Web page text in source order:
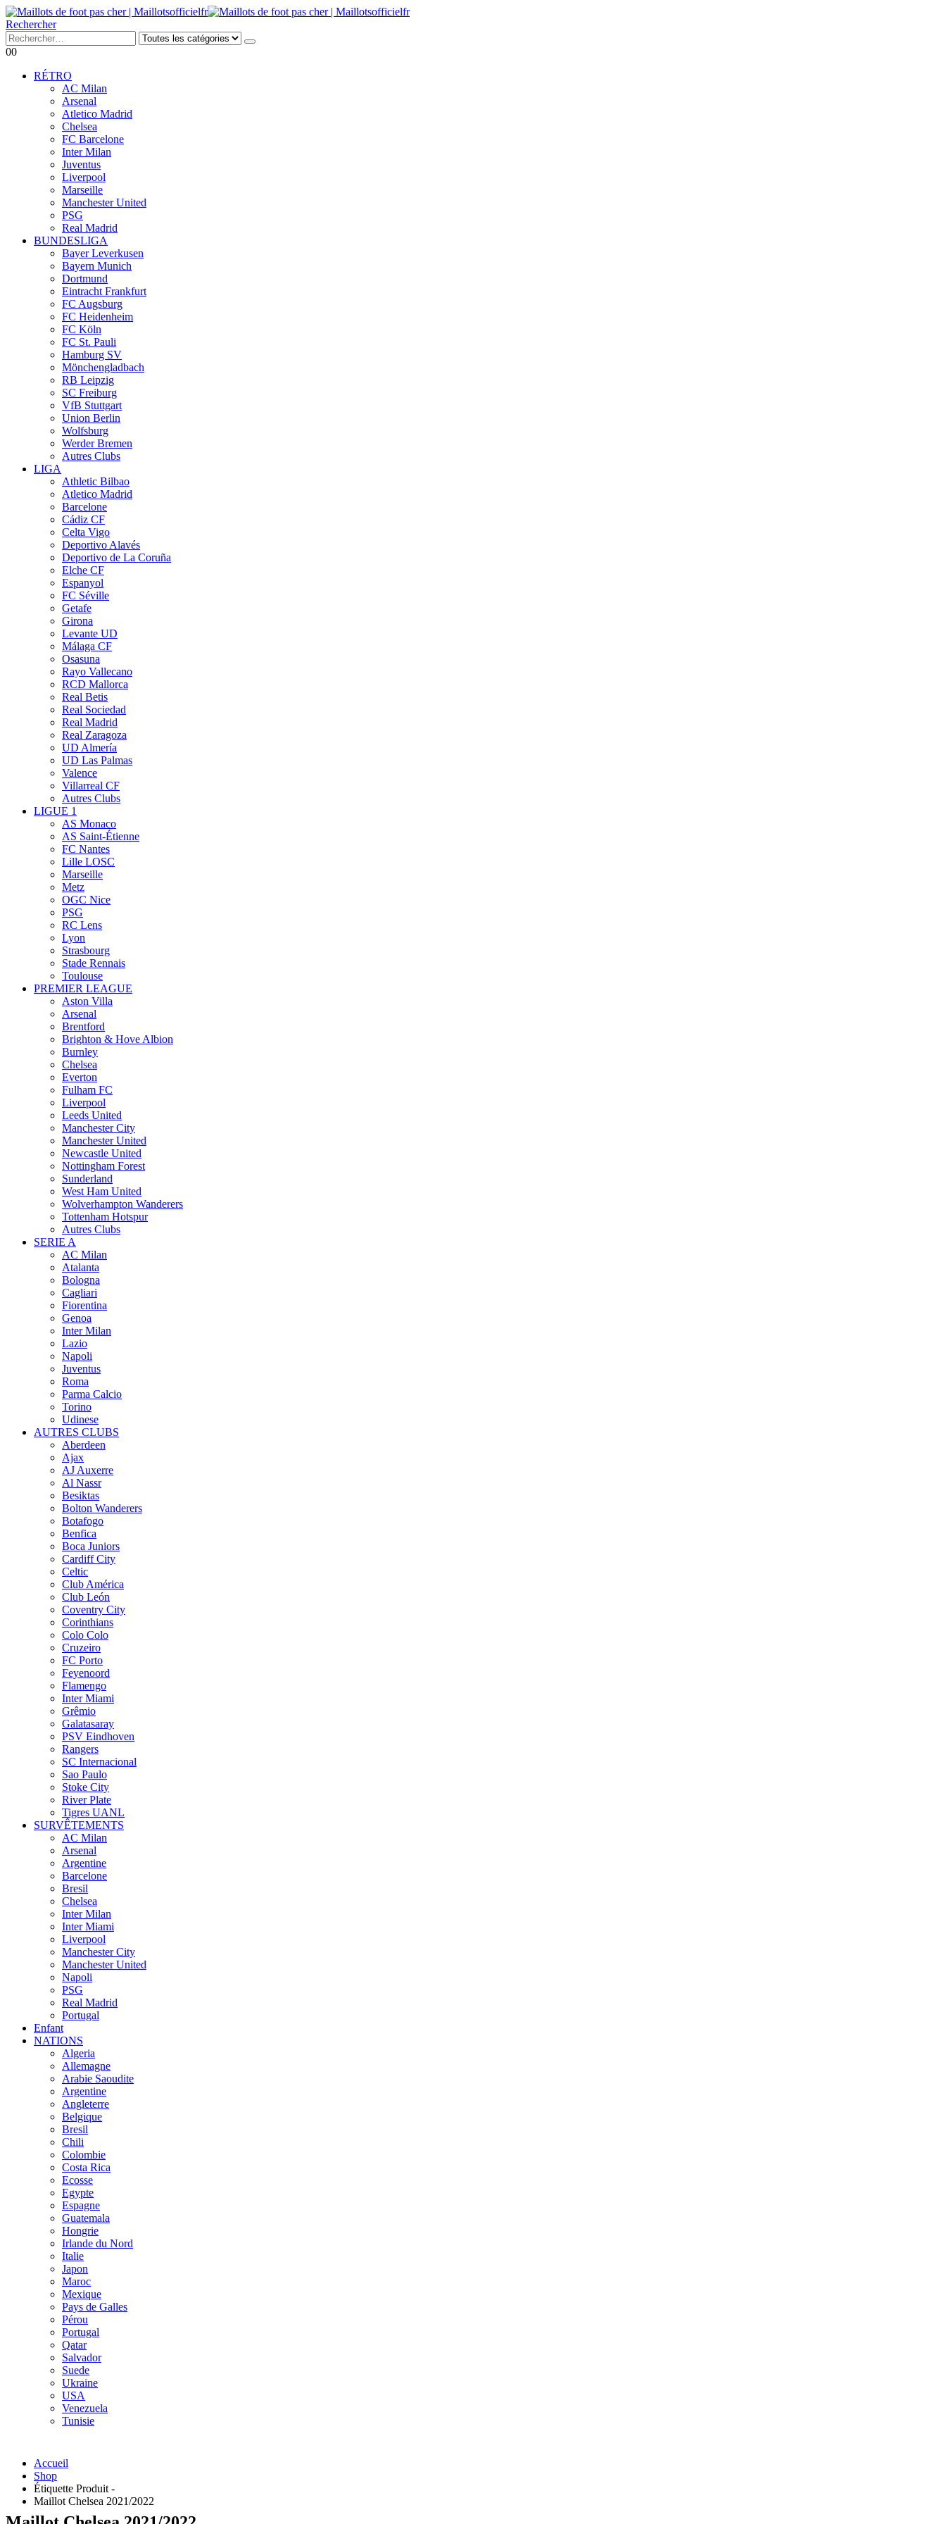
Rechercher
00
RÉTRO
AC Milan
Arsenal
Atletico Madrid
Chelsea
FC Barcelone
Inter Milan
Juventus
Liverpool
Marseille
Manchester United
PSG
Real Madrid
BUNDESLIGA
Bayer Leverkusen
Bayern Munich
Dortmund
Eintracht Frankfurt
FC Augsburg
FC Heidenheim
FC Köln
FC St. Pauli
Hamburg SV
Mönchengladbach
RB Leipzig
SC Freiburg
VfB Stuttgart
Union Berlin
Wolfsburg
Werder Bremen
Autres Clubs
LIGA
Athletic Bilbao
Atletico Madrid
Barcelone
Cádiz CF
Celta Vigo
Deportivo Alavés
Deportivo de La Coruña
Elche CF
Espanyol
FC Séville
Getafe
Girona
Levante UD
Málaga CF
Osasuna
Rayo Vallecano
RCD Mallorca
Real Betis
Real Sociedad
Real Madrid
Real Zaragoza
UD Almería
UD Las Palmas
Valence
Villarreal CF
Autres Clubs
LIGUE 1
AS Monaco
AS Saint-Étienne
FC Nantes
Lille LOSC
Marseille
Metz
OGC Nice
PSG
RC Lens
Lyon
Strasbourg
Stade Rennais
Toulouse
PREMIER LEAGUE
Aston Villa
Arsenal
Brentford
Brighton & Hove Albion
Burnley
Chelsea
Everton
Fulham FC
Liverpool
Leeds United
Manchester City
Manchester United
Newcastle United
Nottingham Forest
Sunderland
West Ham United
Wolverhampton Wanderers
Tottenham Hotspur
Autres Clubs
SERIE A
AC Milan
Atalanta
Bologna
Cagliari
Fiorentina
Genoa
Inter Milan
Lazio
Napoli
Juventus
Roma
Parma Calcio
Torino
Udinese
AUTRES CLUBS
Aberdeen
Ajax
AJ Auxerre
Al Nassr
Besiktas
Bolton Wanderers
Botafogo
Benfica
Boca Juniors
Cardiff City
Celtic
Club América
Club León
Coventry City
Corinthians
Colo Colo
Cruzeiro
FC Porto
Feyenoord
Flamengo
Inter Miami
Grêmio
Galatasaray
PSV Eindhoven
Rangers
SC Internacional
Sao Paulo
Stoke City
River Plate
Tigres UANL
SURVÊTEMENTS
AC Milan
Arsenal
Argentine
Barcelone
Bresil
Chelsea
Inter Milan
Inter Miami
Liverpool
Manchester City
Manchester United
Napoli
PSG
Real Madrid
Portugal
Enfant
NATIONS
Algeria
Allemagne
Arabie Saoudite
Argentine
Angleterre
Belgique
Bresil
Chili
Colombie
Costa Rica
Ecosse
Egypte
Espagne
Guatemala
Hongrie
Irlande du Nord
Italie
Japon
Maroc
Mexique
Pays de Galles
Pérou
Portugal
Qatar
Salvador
Suede
Ukraine
USA
Venezuela
Tunisie
Accueil
Shop
Étiquette Produit -
Maillot Chelsea 2021/2022